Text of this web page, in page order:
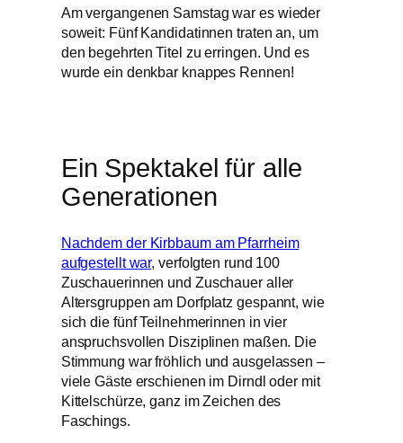
Am vergangenen Samstag war es wieder
soweit: Fünf Kandidatinnen traten an, um
den begehrten Titel zu erringen. Und es
wurde ein denkbar knappes Rennen!
Ein Spektakel für alle
Generationen
Nachdem der Kirbbaum am Pfarrheim
aufgestellt war, verfolgten rund 100
Zuschauerinnen und Zuschauer aller
Altersgruppen am Dorfplatz gespannt, wie
sich die fünf Teilnehmerinnen in vier
anspruchsvollen Disziplinen maßen. Die
Stimmung war fröhlich und ausgelassen –
viele Gäste erschienen im Dirndl oder mit
Kittelschürze, ganz im Zeichen des
Faschings.